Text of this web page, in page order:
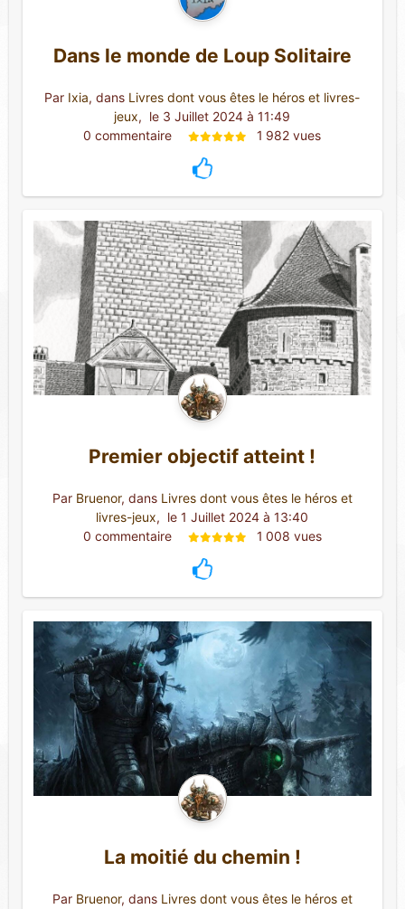
Dans le monde de Loup Solitaire
Par Ixia, dans Livres dont vous êtes le héros et livres-
jeux, le 3 Juillet 2024 à 11:49
0 commentaire
1 982 vues
Premier objectif atteint !
Par Bruenor, dans Livres dont vous êtes le héros et
livres-jeux, le 1 Juillet 2024 à 13:40
0 commentaire
1 008 vues
La moitié du chemin !
Par Bruenor, dans Livres dont vous êtes le héros et